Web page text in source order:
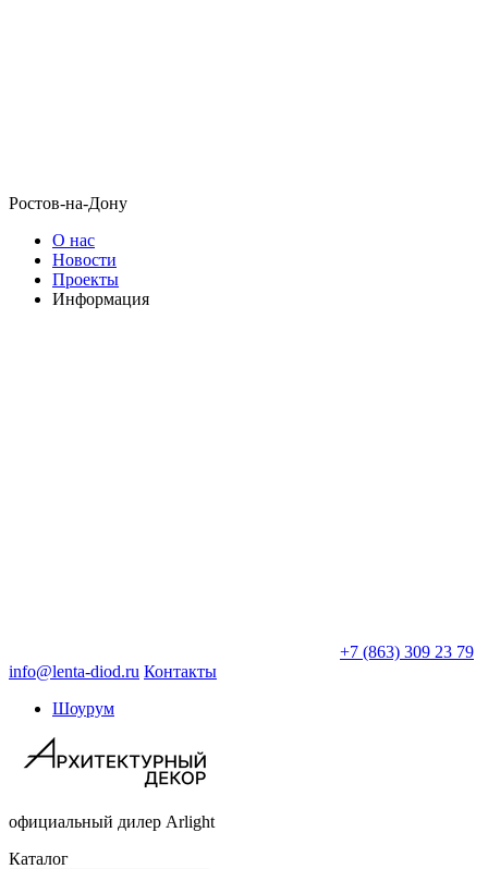
Ростов-на-Дону
О нас
Новости
Проекты
Информация
+7 (863) 309 23 79
info@lenta-diod.ru Контакты
Шоурум
официальный дилер Arlight
Каталог